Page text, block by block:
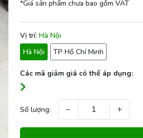
*Giá sản phẩm chưa bao gồm VAT
Vị trí: Hà Nội
Hà Nội
TP Hồ Chí Minh
Các mã giảm giá có thể áp dụng:
Số lượng: − +